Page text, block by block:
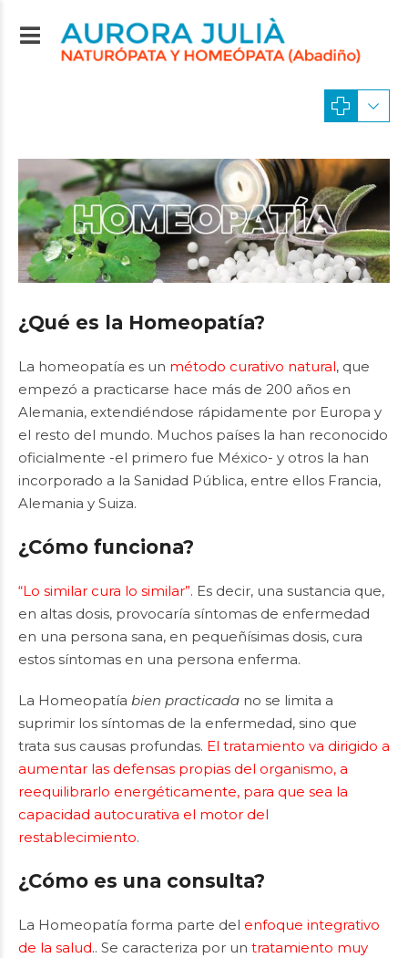
¿Qué es la Homeopatía?
La homeopatía es un método curativo natural, que
empezó a practicarse hace más de 200 años en
Alemania, extendiéndose rápidamente por Europa y
el resto del mundo. Muchos países la han reconocido
oficialmente -el primero fue México- y otros la han
incorporado a la Sanidad Pública, entre ellos Francia,
Alemania y Suiza.
¿Cómo funciona?
“Lo similar cura lo similar”. Es decir, una sustancia que,
en altas dosis, provocaría síntomas de enfermedad
en una persona sana, en pequeñísimas dosis, cura
estos síntomas en una persona enferma.
La Homeopatía bien practicada no se limita a
suprimir los síntomas de la enfermedad, sino que
trata sus causas profundas. El tratamiento va dirigido a
aumentar las defensas propias del organismo, a
reequilibrarlo energéticamente, para que sea la
capacidad autocurativa el motor del
restablecimiento.
¿Cómo es una consulta?
La Homeopatía forma parte del enfoque integrativo
de la salud.. Se caracteriza por un tratamiento muy